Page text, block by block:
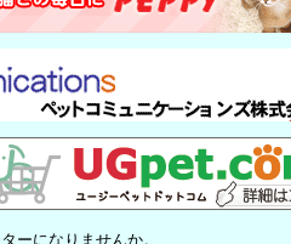
ーになりませんか。